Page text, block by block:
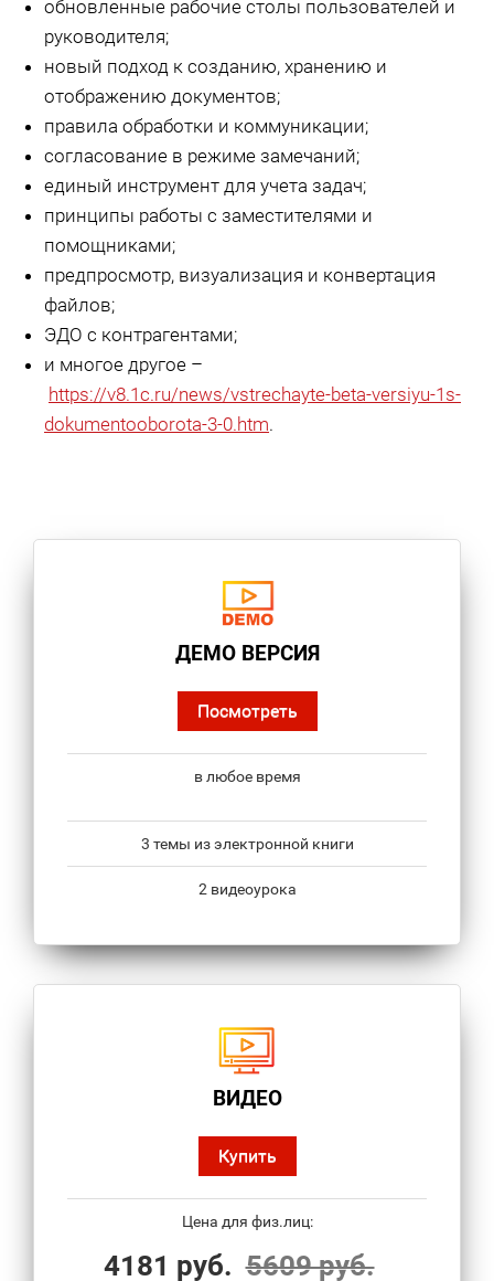
обновленные рабочие столы пользователей и
руководителя;
новый подход к созданию, хранению и
отображению документов;
правила обработки и коммуникации;
согласование в режиме замечаний;
единый инструмент для учета задач;
принципы работы с заместителями и
помощниками;
предпросмотр, визуализация и конвертация
файлов;
ЭДО с контрагентами;
и многое другое –
https://v8.1c.ru/news/vstrechayte-beta-versiyu-1s-
dokumentooborota-3-0.htm.
ДЕМО ВЕРСИЯ
Посмотреть
в любое время
3 темы из электронной книги
2 видеоурока
ВИДЕО
Купить
Цена для физ.лиц:
4181 руб. 5609 руб.